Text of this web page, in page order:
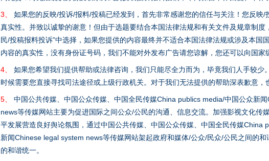
3、
如果您的反映/投诉/报料/投稿已经发到，首先非常感谢您的信任与关注！您反映
真实性。并致以诚挚的谢意！但由于选题要结合本国法律法规和有关文件及规章制
民/投稿报料投诉”中选择，如果您提供的内容最终并不适合本国法律法规或涉及本
内容的真实性，没有身份证号码，我们不能对外发布广告请您谅解，您还可以向国家
4、
如果您希望我们提供帮助或法律咨询，我们只能尽全力而为，毕竟我们人手较
时候需要您直接寻找司法途径或上级行政机关。对于我们无法提供的帮助深表歉意，
5、
中国公共传媒、中国公众传媒、中国全民传媒China publics media/中国公众新
news等传媒网站主要为促进国际之间公众/公民的沟通、信息交流。加强影视文化传
平发展营造良好舆论氛围，通过中国公共传媒、中国公众传媒、中国全民传媒China
新闻Chinese legal system news等传媒网站架起政府和媒体/公众/民众/公民之间的
的和谐统一。
这是一记警钟！ 谢谢有你温暖了四季